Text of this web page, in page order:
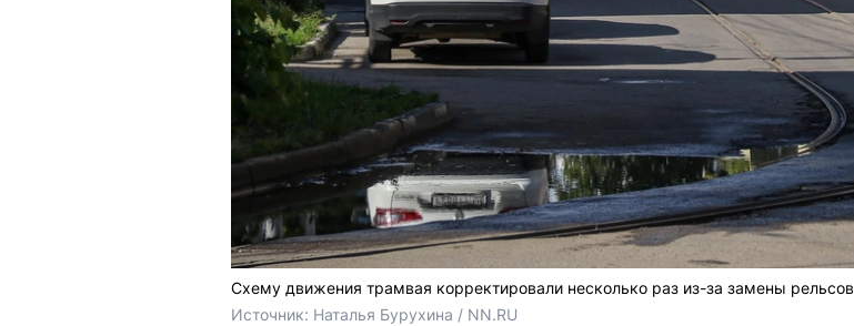
Схему движения трамвая корректировали несколько раз из-за замены рельсов
Источник: Наталья Бурухина / NN.RU